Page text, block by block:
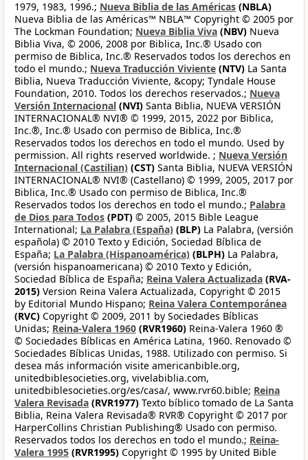
1979, 1983, 1996.; Nueva Biblia de las Américas (NBLA)
Nueva Biblia de las Américas™ NBLA™ Copyright © 2005 por
The Lockman Foundation; Nueva Biblia Viva (NBV) Nueva
Biblia Viva, © 2006, 2008 por Biblica, Inc.® Usado con
permiso de Biblica, Inc.® Reservados todos los derechos en
todo el mundo.; Nueva Traducción Viviente (NTV) La Santa
Biblia, Nueva Traducción Viviente, &copy; Tyndale House
Foundation, 2010. Todos los derechos reservados.; Nueva
Versión Internacional (NVI) Santa Biblia, NUEVA VERSIÓN
INTERNACIONAL® NVI® © 1999, 2015, 2022 por Biblica,
Inc.®, Inc.® Usado con permiso de Biblica, Inc.®
Reservados todos los derechos en todo el mundo. Used by
permission. All rights reserved worldwide. ; Nueva Versión
Internacional (Castilian) (CST) Santa Biblia, NUEVA VERSIÓN
INTERNACIONAL® NVI® (Castellano) © 1999, 2005, 2017 por
Biblica, Inc.® Usado con permiso de Biblica, Inc.®
Reservados todos los derechos en todo el mundo.; Palabra
de Dios para Todos (PDT) © 2005, 2015 Bible League
International; La Palabra (España) (BLP) La Palabra, (versión
española) © 2010 Texto y Edición, Sociedad Bíblica de
España; La Palabra (Hispanoamérica) (BLPH) La Palabra,
(versión hispanoamericana) © 2010 Texto y Edición,
Sociedad Bíblica de España; Reina Valera Actualizada (RVA-
2015) Version Reina Valera Actualizada, Copyright © 2015
by Editorial Mundo Hispano; Reina Valera Contemporánea
(RVC) Copyright © 2009, 2011 by Sociedades Bíblicas
Unidas; Reina-Valera 1960 (RVR1960) Reina-Valera 1960 ®
© Sociedades Bíblicas en América Latina, 1960. Renovado ©
Sociedades Bíblicas Unidas, 1988. Utilizado con permiso. Si
desea más información visite americanbible.org,
unitedbiblesocieties.org, vivelabiblia.com,
unitedbiblesocieties.org/es/casa/, www.rvr60.bible; Reina
Valera Revisada (RVR1977) Texto bíblico tomado de La Santa
Biblia, Reina Valera Revisada® RVR® Copyright © 2017 por
HarperCollins Christian Publishing® Usado con permiso.
Reservados todos los derechos en todo el mundo.; Reina-
Valera 1995 (RVR1995) Copyright © 1995 by United Bible